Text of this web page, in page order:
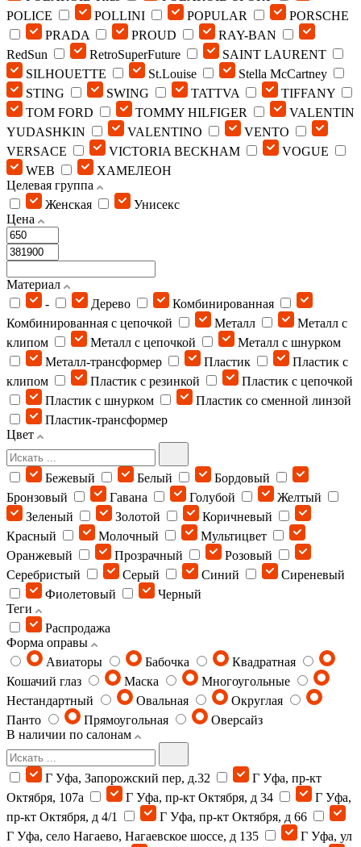
POLICE
POLLINI POPULAR
PORSCHE
PRADA
PROUD
RAY-BAN
RedSun
RetroSuperFuture
SAINT LAURENT
SILHOUETTE
St.Louise
Stella McCartney
STING
SWING TATTVA
TIFFANY
TOM FORD
TOMMY HILFIGER
VALENTIN
YUDASHKIN
VALENTINO
VENTO
VERSACE
VICTORIA BECKHAM
VOGUE
WEB
ХАМЕЛЕОН
Целевая группа
Женская
Унисекс
Цена
Материал
-
Дерево
Комбинированная
Комбинированная с цепочкой
Металл
Металл с
клипом
Металл с цепочкой
Металл с шнурком
Металл-трансформер
Пластик
Пластик с
клипом
Пластик с резинкой
Пластик с цепочкой
Пластик с шнурком
Пластик со сменной линзой
Пластик-трансформер
Цвет
Бежевый Белый
Бордовый
Бронзовый
Гавана Голубой
Желтый
Зеленый
Золотой
Коричневый
Красный
Молочный
Мультицвет
Оранжевый
Прозрачный
Розовый
Серебристый
Серый Синий
Сиреневый
Фиолетовый
Черный
Теги
Распродажа
Форма оправы
Авиаторы
Бабочка
Квадратная
Кошачий глаз
Маска
Многоугольные
Нестандартный
Овальная
Округлая
Панто
Прямоугольная
Оверсайз
В наличии по салонам
Г Уфа, Запорожский пер, д.32
Г Уфа, пр-кт
Октября, 107а
Г Уфа, пр-кт Октября, д 34
Г Уфа,
пр-кт Октября, д 4/1
Г Уфа, пр-кт Октября, д 66
Г Уфа, село Нагаево, Нагаевское шоссе, д 135
Г Уфа, ул